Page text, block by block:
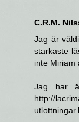
C.R.M.
Jag är
starkaste
inte Miriam
Jag har
http://